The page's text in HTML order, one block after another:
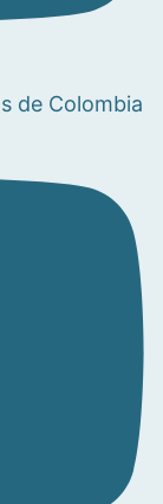
de Colombia